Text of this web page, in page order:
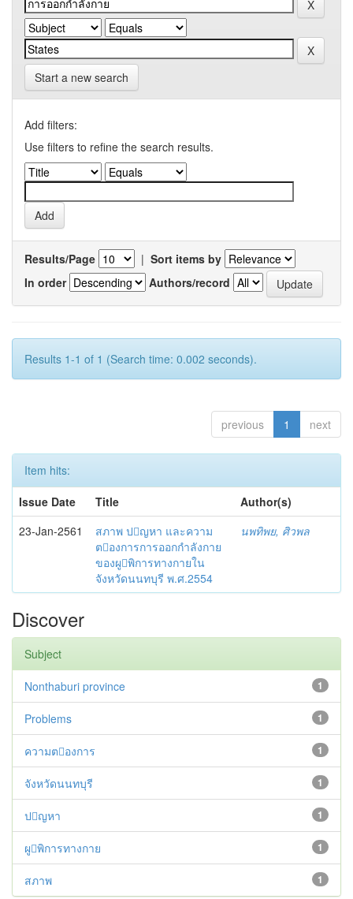
Start a new search
Add filters:
Use filters to refine the search results.
Results/Page | Sort items by
In order
Authors/record
Results 1-1 of 1 (Search time: 0.002 seconds).
previous 1 next
Item hits:
Issue Date
Title
Author(s)
23-Jan-2561
สภาพ ปญหา และความ
ตองการการออกกำลังกาย
ของผูพิการทางกายใน
จังหวัดนนทบุรี พ.ศ.2554
นพทิพย, ศิวพล
Discover
Subject
1
Nonthaburi province
1
Problems
1
ความตองการ
1
จังหวัดนนทบุรี
1
ปญหา
1
ผูพิการทางกาย
1
สภาพ